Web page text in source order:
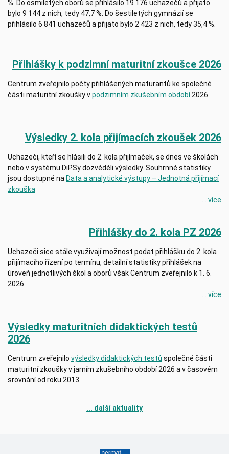
%. Do osmiletých oborů se přihlásilo 19 176 uchazečů a přijato
bylo 9 144 z nich, tedy 47,7 %. Do šestiletých gymnázií se
přihlásilo 6 841 uchazečů a přijato bylo 2 423 z nich, tedy 35,4 %.
Přihlášky k podzimní maturitní zkoušce 2026
Centrum zveřejnilo počty přihlášených maturantů ke společné
části maturitní zkoušky vpodzimním zkušebním období2026.
Výsledky 2. kola přijímacích zkoušek 2026
Uchazeči, kteří se hlásili do 2. kola přijímaček, se dnes ve školách
nebo v systému DiPSy dozvěděli výsledky. Souhrnné statistiky
jsou dostupné na Data a analytické výstupy – Jednotná přijímací
zkouška
... více
Přihlášky do 2. kola PZ 2026
Uchazeči sice stále využivají možnost podat přihlášku do 2. kola
přijímacího řízení po termínu, detailní statistiky přihlášek na
úroveň jednotlivých škol a oborů však Centrum zveřejnilo k 1. 6.
2026.
... více
Výsledky maturitních didaktických testů
2026
Centrum zveřejnilo výsledky didaktických testů společné části
maturitní zkoušky v jarním zkušebního období 2026 a v časovém
srovnání od roku 2013.
... další aktuality